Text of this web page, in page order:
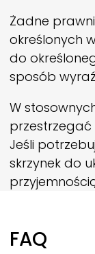
Żadne
określonych
do
sposób
W
przestrzegać
Jeśli
skrzynek do
FAQ